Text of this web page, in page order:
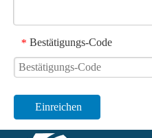
* Bestätigungs-Code
Einreichen